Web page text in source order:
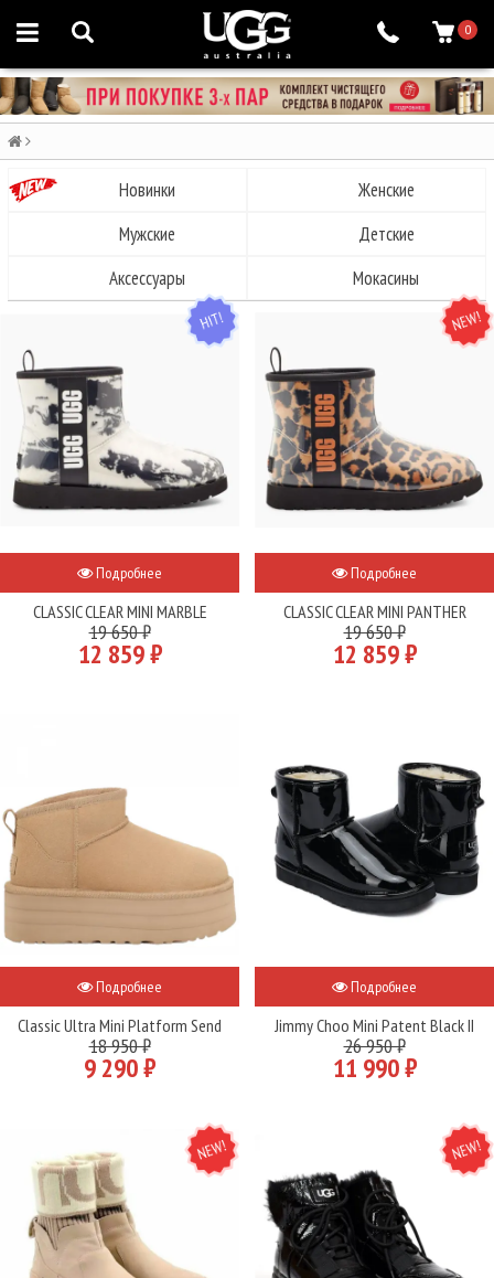
0
Новинки
Женские
Мужские
Детские
Аксессуары
Мокасины
HIT
Подробнее
CLASSIC CLEAR MINI MARBLE
19 650 ₽
12 859 ₽
NEW
Подробнее
CLASSIC CLEAR MINI PANTHER
19 650 ₽
12 859 ₽
Подробнее
Classic Ultra Mini Platform Send
18 950 ₽
9 290 ₽
Подробнее
Jimmy Choo Mini Patent Black II
26 950 ₽
11 990 ₽
NEW NEW